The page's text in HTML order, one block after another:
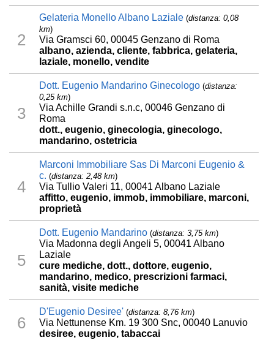
2
Gelateria Monello Albano Laziale (distanza: 0,08
km)
Via Gramsci 60, 00045 Genzano di Roma
albano, azienda, cliente, fabbrica, gelateria,
laziale, monello, vendite
3
Dott. Eugenio Mandarino Ginecologo (distanza:
0,25 km)
Via Achille Grandi s.n.c, 00046 Genzano di
Roma
dott., eugenio, ginecologia, ginecologo,
mandarino, ostetricia
4
Marconi Immobiliare Sas Di Marconi Eugenio &
c. (distanza: 2,48 km)
Via Tullio Valeri 11, 00041 Albano Laziale
affitto, eugenio, immob, immobiliare, marconi,
proprietà
5
Dott. Eugenio Mandarino (distanza: 3,75 km)
Via Madonna degli Angeli 5, 00041 Albano
Laziale
cure mediche, dott., dottore, eugenio,
mandarino, medico, prescrizioni farmaci,
sanità, visite mediche
6
D'Eugenio Desiree' (distanza: 8,76 km)
Via Nettunense Km. 19 300 Snc, 00040 Lanuvio
desiree, eugenio, tabaccai